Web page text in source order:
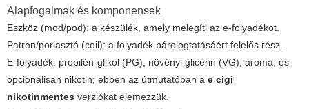
Alapfogalmak és komponensek
Eszköz (mod/pod): a készülék, amely melegíti az e-folyadékot.
Patron/porlasztó (coil): a folyadék párologtatásáért felelős rész.
E-folyadék: propilén-glikol (PG), növényi glicerin (VG), aroma, és
opcionálisan nikotin; ebben az útmutatóban a e cigi
nikotinmentes verziókat elemezzük.